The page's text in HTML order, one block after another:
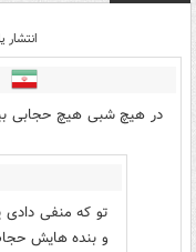
انتشار
در هیچ شبی هیچ حجابی
تو که منفی
و بنده هایش